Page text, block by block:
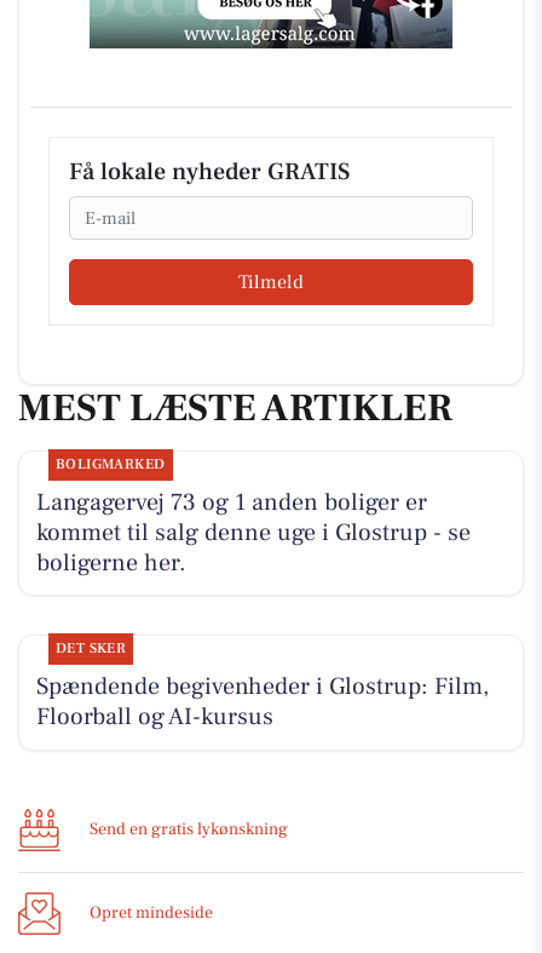
Få lokale nyheder GRATIS
Email
Tilmeld
MEST LÆSTE ARTIKLER
BOLIGMARKED
Langagervej 73 og 1 anden boliger er
kommet til salg denne uge i Glostrup - se
boligerne her.
DET SKER
Spændende begivenheder i Glostrup: Film,
Floorball og AI-kursus
Send en gratis lykønskning
Opret mindeside